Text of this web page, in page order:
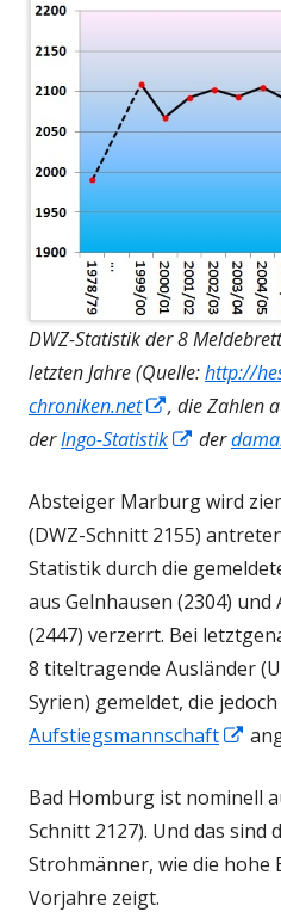
DWZ-Statistik der 8
letzten Jahre (Quelle:http://
chroniken.net
In
neuem
öffnen
, die Zahlen
derIngo-Statistik
In
Fenster
öffnen
der
Absteiger Marburg wird
(DWZ-Schnitt 2155)
Statistik durch die
aus Gelnhausen (2304)
(2447) verzerrt. Bei
8 titeltragende Ausländer
Syrien) gemeldet, die
Aufstiegsmannschaft
In
Bad Homburg ist nominell
Schnitt 2127). Und das sind
Strohmänner, wie die hohe
Vorjahre zeigt.